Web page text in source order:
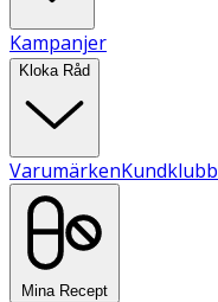
Kampanjer
Kloka Råd
VarumärkenKundklubb
Mina Recept